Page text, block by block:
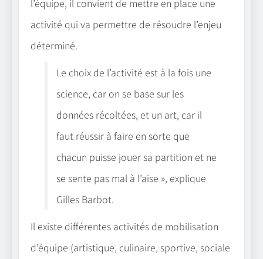
activité qui va permettre de résoudre l’enjeu
déterminé.
Le choix de l’activité est à la fois une
science, car on se base sur les
données récoltées, et un art, car il
faut réussir à faire en sorte que
chacun puisse jouer sa partition et ne
se sente pas mal à l’aise », explique
Gilles Barbot.
Il existe différentes activités de mobilisation
d’équipe (artistique, culinaire, sportive, sociale